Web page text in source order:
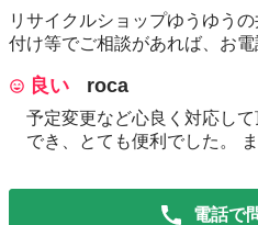
リサイクルショップゆうゆう
付け等でご相談があれば、お電
良い roca
予定変更など心良く対応し
でき、とても便利でした。
電話で